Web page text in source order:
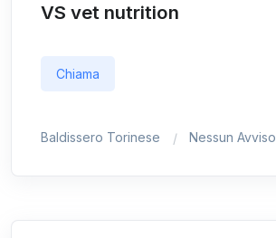
VS vet nutrition
Chiama
Baldissero Torinese Nessun Avviso